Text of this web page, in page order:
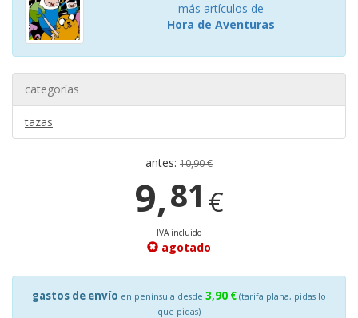
más artículos de
Hora de Aventuras
categorías
tazas
antes: 10,90 €
9,81 €
IVA incluido
agotado
gastos de envío en península desde 3,90 € (tarifa plana, pidas lo
que pidas)